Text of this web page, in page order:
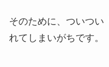
そのために、ついつい
れてしまいがちです。